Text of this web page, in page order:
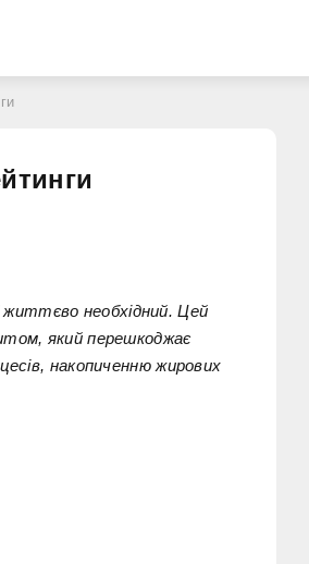
життєво необхідний. Цей
який перешкоджає
накопиченню жирових